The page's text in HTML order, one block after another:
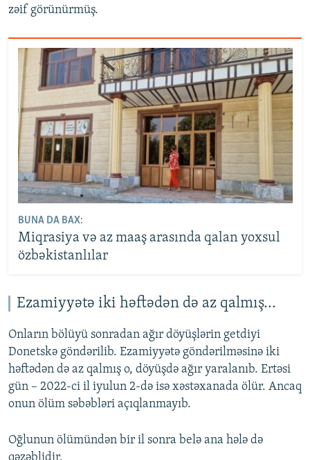
zəif görünürmüş.
BUNA DA BAX:
Miqrasiya və az maaş arasında qalan yoxsul
özbəkistanlılar
Ezamiyyətə iki həftədən də az qalmış...
Onların bölüyü sonradan ağır döyüşlərin getdiyi
Donetskə göndərilib. Ezamiyyətə göndərilməsinə iki
həftədən də az qalmış o, döyüşdə ağır yaralanıb. Ertəsi
gün – 2022-ci il iyulun 2-də isə xəstəxanada ölür. Ancaq
onun ölüm səbəbləri açıqlanmayıb.
Oğlunun ölümündən bir il sonra belə ana hələ də